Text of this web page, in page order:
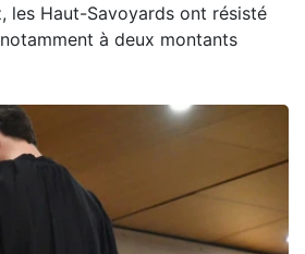
les Haut-Savoyards ont résisté
à deux montants